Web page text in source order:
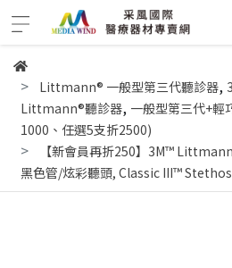
Littmann® 一般型第三代聽診器,
Littmann®聽診器, 一般型第三代+輕
1000、任選5支折2500)
【新會員再折250】3M™
黑色管/炫彩聽頭, Classic III™